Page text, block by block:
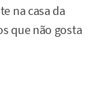
na casa da
que não gosta